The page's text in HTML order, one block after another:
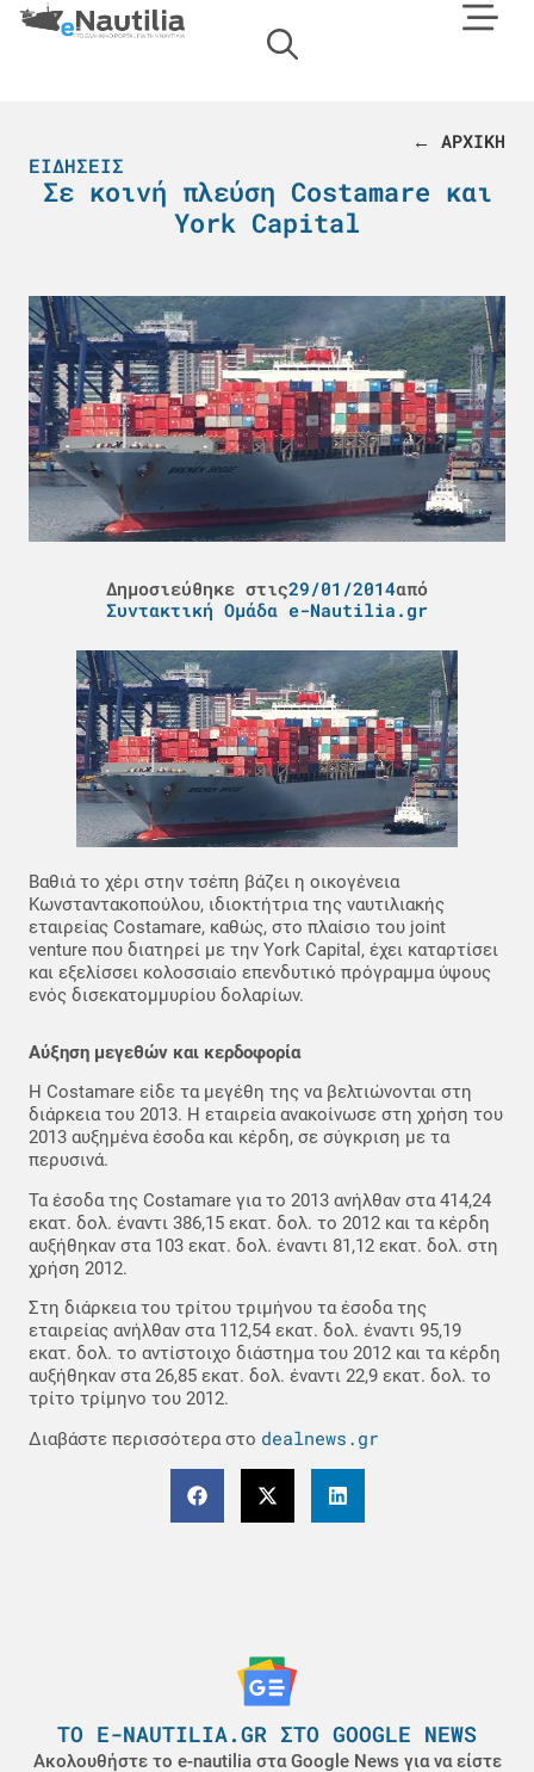
← ΑΡΧΙΚΗ
ΕΙΔΉΣΕΙΣ
Σε κοινή πλεύση Costamare και
Υork Capital
Δημοσιεύθηκε στις29/01/2014από
Συντακτική Ομάδα e-Nautilia.gr
Βαθιά το χέρι στην τσέπη βάζει η οικογένεια
Κωνσταντακοπούλου, ιδιοκτήτρια της ναυτιλιακής
εταιρείας Costamare, καθώς, στο πλαίσιο του joint
venture που διατηρεί με την York Capital, έχει καταρτίσει
και εξελίσσει κολοσσιαίο επενδυτικό πρόγραμμα ύψους
ενός δισεκατομμυρίου δολαρίων.
Αύξηση μεγεθών και κερδοφορία
Η Costamare είδε τα μεγέθη της να βελτιώνονται στη
διάρκεια του 2013. Η εταιρεία ανακοίνωσε στη χρήση του
2013 αυξημένα έσοδα και κέρδη, σε σύγκριση με τα
περυσινά.
Τα έσοδα της Costamare για το 2013 ανήλθαν στα 414,24
εκατ. δολ. έναντι 386,15 εκατ. δολ. το 2012 και τα κέρδη
αυξήθηκαν στα 103 εκατ. δολ. έναντι 81,12 εκατ. δολ. στη
χρήση 2012.
Στη διάρκεια του τρίτου τριμήνου τα έσοδα της
εταιρείας ανήλθαν στα 112,54 εκατ. δολ. έναντι 95,19
εκατ. δολ. το αντίστοιχο διάστημα του 2012 και τα κέρδη
αυξήθηκαν στα 26,85 εκατ. δολ. έναντι 22,9 εκατ. δολ. το
τρίτο τρίμηνο του 2012.
Διαβάστε περισσότερα στο dealnews.gr
ΤΟ E-NAUTILIA.GR ΣΤΟ GOOGLE NEWS
Ακολουθήστε το e-nautilia στα Google News για να είστε